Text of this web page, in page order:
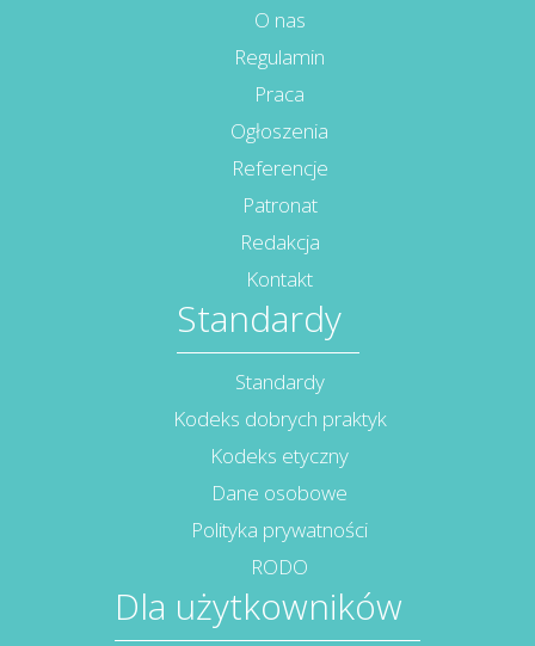
O nas
Regulamin
Praca
Ogłoszenia
Referencje
Patronat
Redakcja
Kontakt
Standardy
Standardy
Kodeks dobrych praktyk
Kodeks etyczny
Dane osobowe
Polityka prywatności
RODO
Dla użytkowników